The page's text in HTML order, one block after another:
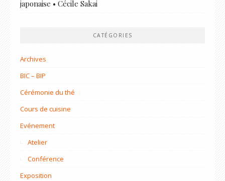
japonaise • Cécile Sakai
CATÉGORIES
Archives
BIC – BIP
Cérémonie du thé
Cours de cuisine
Evénement
Atelier
Conférence
Exposition